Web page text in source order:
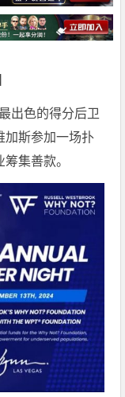
出色的得分后卫
加斯参加一场扑
集善款。